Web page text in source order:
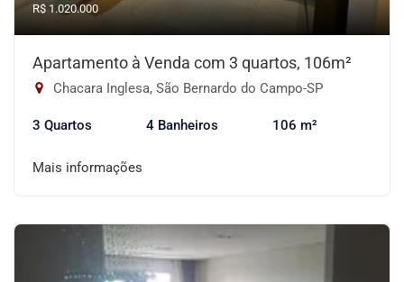
R$ 1.020.000
Apartamento à Venda com 3 quartos, 106m²
Chacara Inglesa, São Bernardo do Campo-SP
3 Quartos 4 Banheiros 106 m²
Mais informações